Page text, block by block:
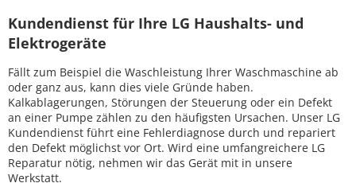
Kundendienst für Ihre LG Haushalts- und
Elektrogeräte
Fällt zum Beispiel die Waschleistung Ihrer Waschmaschine ab
oder ganz aus, kann dies viele Gründe haben.
Kalkablagerungen, Störungen der Steuerung oder ein Defekt
an einer Pumpe zählen zu den häufigsten Ursachen. Unser LG
Kundendienst führt eine Fehlerdiagnose durch und repariert
den Defekt möglichst vor Ort. Wird eine umfangreichere LG
Reparatur nötig, nehmen wir das Gerät mit in unsere
Werkstatt.